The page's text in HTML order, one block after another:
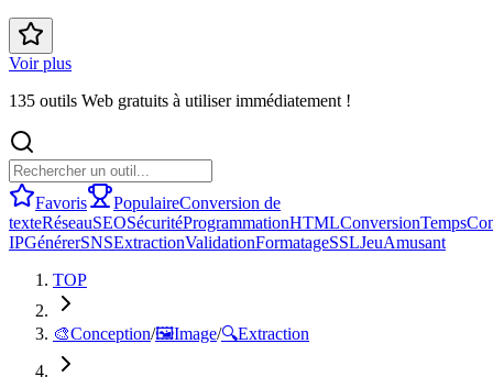
Voir plus
135 outils Web gratuits à utiliser immédiatement !
Favoris PopulaireConversion de
texteRéseauSEOSécuritéProgrammationHTMLConversionTemps
IPGénérerSNSExtractionValidationFormatageSSLJeuAmusant
TOP
🎨Conception/🖼️Image/🔍Extraction